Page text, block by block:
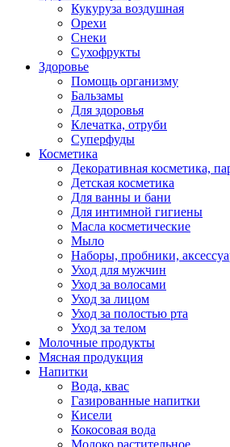
Кукуруза воздушная
Орехи
Снеки
Сухофрукты
Здоровье
Помощь организму
Бальзамы
Для здоровья
Клечатка, отруби
Суперфуды
Косметика
Декоративная косметика,
Детская косметика
Для ванны и бани
Для интимной гигиены
Масла косметические
Мыло
Наборы, пробники,
Уход для мужчин
Уход за волосами
Уход за лицом
Уход за полостью рта
Уход за телом
Молочные продукты
Мясная продукция
Напитки
Вода, квас
Газированные напитки
Кисели
Кокосовая вода
Молоко растительное